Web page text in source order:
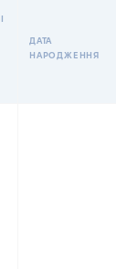
ДАТА
НАРОДЖЕННЯ